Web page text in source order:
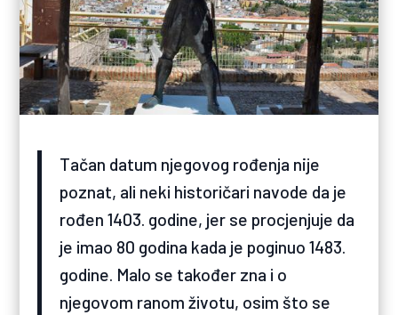
Tačan datum njegovog rođenja nije
poznat, ali neki historičari navode da je
rođen 1403. godine, jer se procjenjuje da
je imao 80 godina kada je poginuo 1483.
godine. Malo se također zna i o
njegovom ranom životu, osim što se